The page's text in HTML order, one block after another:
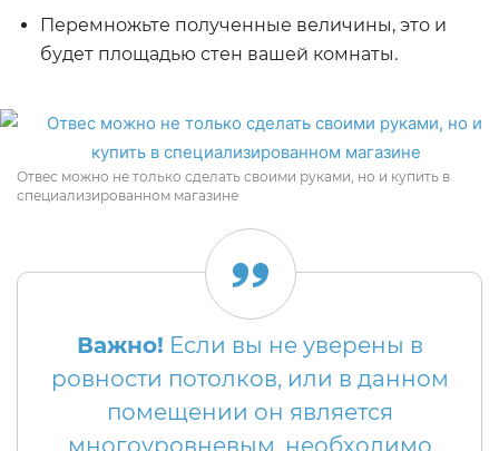
Перемножьте полученные величины, это и
будет площадью стен вашей комнаты.
Отвес можно не только сделать своими руками, но и купить в
специализированном магазине
Важно! Если вы не уверены в
ровности потолков, или в данном
помещении он является
многоуровневым, необходимо